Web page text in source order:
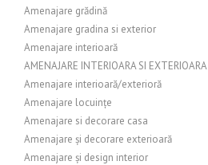
Amenajare grădină
Amenajare gradina si exterior
Amenajare interioară
AMENAJARE INTERIOARA SI EXTERIOARA
Amenajare interioară/exterioră
Amenajare locuințe
Amenajare si decorare casa
Amenajare și decorare exterioară
Amenajare și design interior